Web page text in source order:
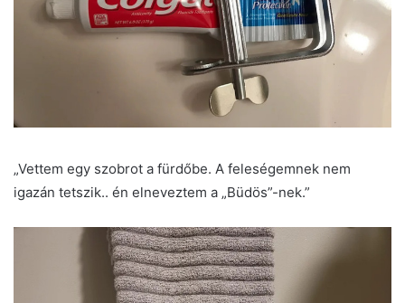
„Vettem egy szobrot a fürdőbe. A feleségemnek nem
igazán tetszik.. én elneveztem a „Büdös”-nek.”